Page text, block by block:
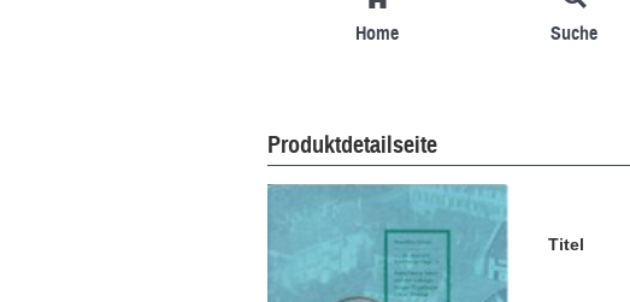
Home Suche
Produktdetailseite
Titel